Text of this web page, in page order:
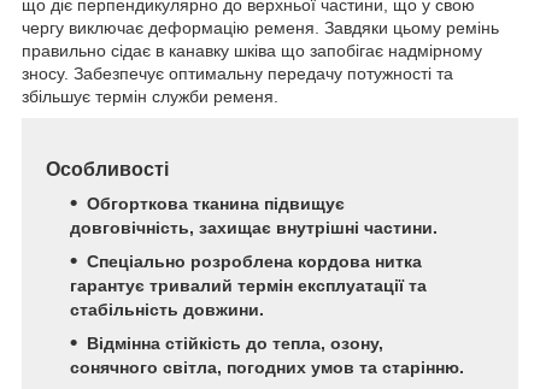
що діє перпендикулярно до верхньої частини, що у свою
чергу виключає деформацію ременя. Завдяки цьому ремінь
правильно сідає в канавку шківа що запобігає надмірному
зносу. Забезпечує оптимальну передачу потужності та
збільшує термін служби ременя.
Особливості
Обгорткова тканина підвищує
довговічність, захищає внутрішні частини.
Спеціально розроблена кордова нитка
гарантує тривалий термін експлуатації та
стабільність довжини.
Відмінна стійкість до тепла, озону,
сонячного світла, погодних умов та старінню.